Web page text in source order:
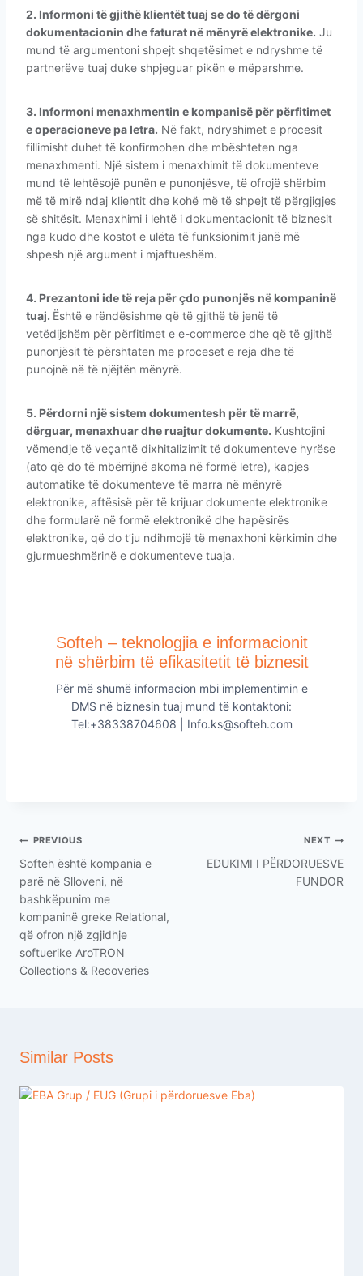
2. Informoni të gjithë klientët tuaj se do të dërgoni
dokumentacionin dhe faturat në mënyrë elektronike. Ju
mund të argumentoni shpejt shqetësimet e ndryshme të
partnerëve tuaj duke shpjeguar pikën e mëparshme.
3. Informoni menaxhmentin e kompanisë për përfitimet
e operacioneve pa letra. Në fakt, ndryshimet e procesit
fillimisht duhet të konfirmohen dhe mbështeten nga
menaxhmenti. Një sistem i menaxhimit të dokumenteve
mund të lehtësojë punën e punonjësve, të ofrojë shërbim
më të mirë ndaj klientit dhe kohë më të shpejt të përgjigjes
së shitësit. Menaxhimi i lehtë i dokumentacionit të biznesit
nga kudo dhe kostot e ulëta të funksionimit janë më
shpesh një argument i mjaftueshëm.
4. Prezantoni ide të reja për çdo punonjës në kompaninë
tuaj. Është e rëndësishme që të gjithë të jenë të
vetëdijshëm për përfitimet e e-commerce dhe që të gjithë
punonjësit të përshtaten me proceset e reja dhe të
punojnë në të njëjtën mënyrë.
5. Përdorni një sistem dokumentesh për të marrë,
dërguar, menaxhuar dhe ruajtur dokumente. Kushtojini
vëmendje të veçantë dixhitalizimit të dokumenteve hyrëse
(ato që do të mbërrijnë akoma në formë letre), kapjes
automatike të dokumenteve të marra në mënyrë
elektronike, aftësisë për të krijuar dokumente elektronike
dhe formularë në formë elektronikë dhe hapësirës
elektronike, që do t’ju ndihmojë të menaxhoni kërkimin dhe
gjurmueshmërinë e dokumenteve tuaja.
Softeh – teknologjia e informacionit
në shërbim të efikasitetit të biznesit
Për më shumë informacion mbi implementimin e
DMS në biznesin tuaj mund të kontaktoni:
Tel:+38338704608 | Info.ks@softeh.com
PREVIOUS
Softeh është kompania e
parë në Slloveni, në
bashkëpunim me
kompaninë greke Relational,
që ofron një zgjidhje
softuerike AroTRON
Collections & Recoveries
NEXT
EDUKIMI I PËRDORUESVE
FUNDOR
Similar Posts